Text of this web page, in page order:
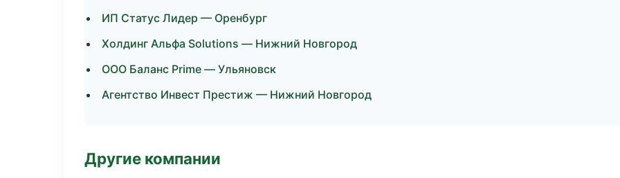
ИП Статус Лидер — Оренбург
Холдинг Альфа Solutions — Нижний Новгород
ООО Баланс Prime — Ульяновск
Агентство Инвест Престиж — Нижний Новгород
Другие компании